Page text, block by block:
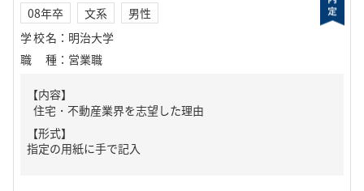
08年卒 文系
男性
学校名 ： 明治大学
職種 ： 営業職
【内容】
住宅・不動産業界を志望した理由
【形式】
指定の用紙に手で記入